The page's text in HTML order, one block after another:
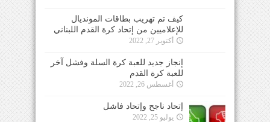
كيف تم تهريب بطاقات المونديال
للإعلاميين من إتحاد كرة القدم اللبناني
أكتوبر 27, 2022
إنجاز جديد للعبة كرة السلة وفشل آخر
للعبة كرة القدم
أغسطس 26, 2022
إتحاد ناجح وإتحاد فاشل
يوليو 25, 2022